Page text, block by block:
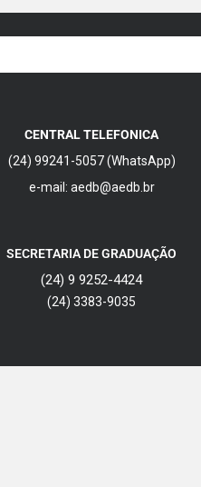
CENTRAL TELEFONICA
(24) 99241-5057 (WhatsApp)
e-mail: aedb@aedb.br
SECRETARIA DE GRADUAÇÃO
(24) 9 9252-4424
(24) 3383-9035